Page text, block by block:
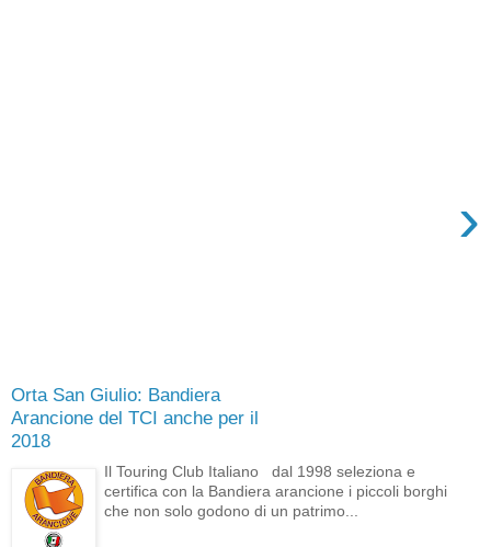
Orta San Giulio: Bandiera
Arancione del TCI anche per il
2018
›
Il Touring Club Italiano dal 1998 seleziona e
certifica con la Bandiera arancione i piccoli borghi
che non solo godono di un patrimo...